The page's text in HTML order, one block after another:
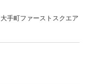
手町ファーストスクエア